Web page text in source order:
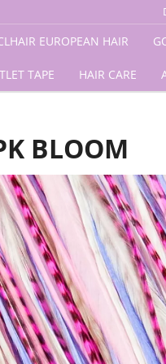
EUROPEAN HAIR
TAPE HAIR CARE
/ Fjäder 6 pk
BLOOM